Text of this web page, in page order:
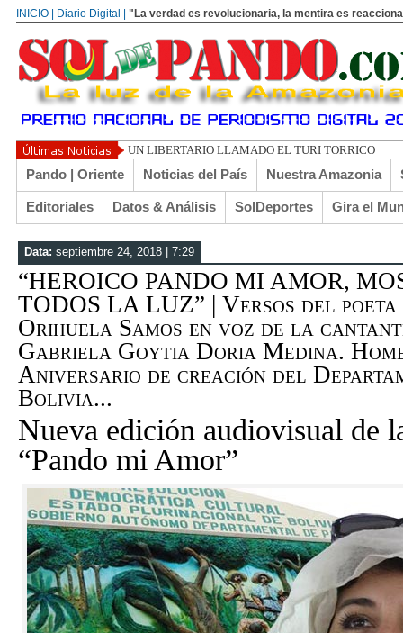
INICIO | Diario Digital | "La verdad es revolucionaria, la mentira es
UN LIBERTARIO LLAMADO EL TURI TORRICO
Pando | Oriente Noticias del País Nuestra Amazonia
Editoriales Datos & Análisis SolDeportes Gira el
Data: septiembre 24, 2018 | 7:29
“HEROICO PANDO MI AMOR,
TODOS LA LUZ” | Versos del poeta
Orihuela Samos en voz de la
Gabriela Goytia Doria Medina.
Aniversario de creación del
Bolivia...
Nueva edición audiovisual de
“Pando mi Amor”